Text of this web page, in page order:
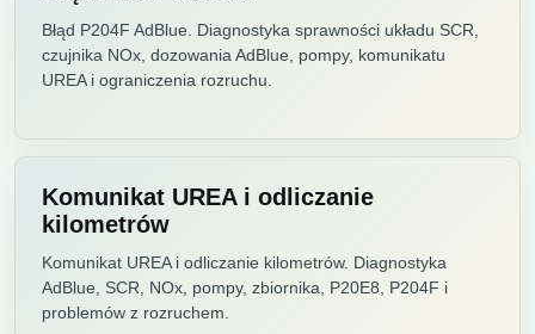
Błąd P204F AdBlue. Diagnostyka sprawności układu SCR,
czujnika NOx, dozowania AdBlue, pompy, komunikatu
UREA i ograniczenia rozruchu.
Komunikat UREA i odliczanie
kilometrów
Komunikat UREA i odliczanie kilometrów. Diagnostyka
AdBlue, SCR, NOx, pompy, zbiornika, P20E8, P204F i
problemów z rozruchem.